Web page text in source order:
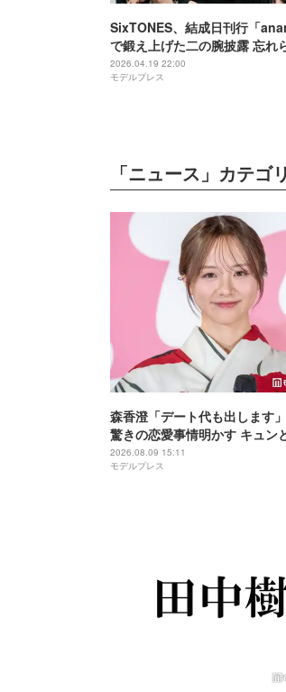
SixTONES、結成日刊行「
で鍛え上げた二の腕披露 忘れ
い“熱狂の瞬間”とは
2026.04.19 22:00
モデルプレス
「ニュース」カテゴ
森香澄「デート代も出します
驚きの恋愛事情明かす キュン
た“子ども扱い”エピソードも「
としますよね」
2026.08.09 15:11
モデルプレス